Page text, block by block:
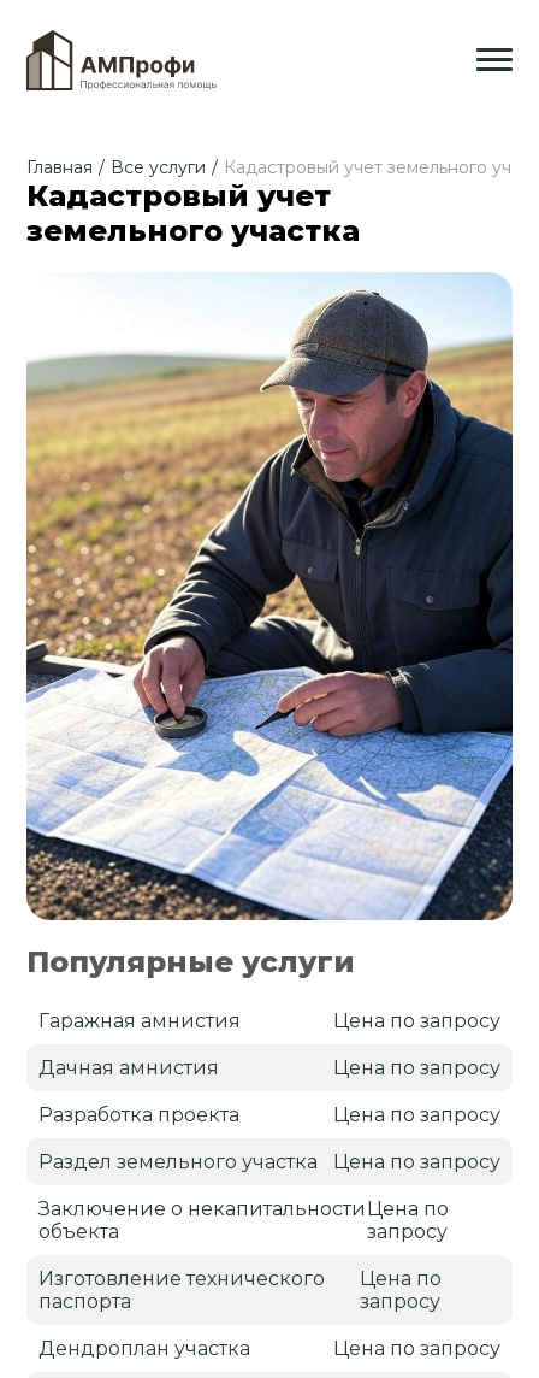
Главная / Все услуги / Кадастровый учет земельного
Кадастровый учет
земельного участка
Популярные услуги
Гаражная амнистия Цена по запросу
Дачная амнистия Цена по запросу
Разработка проекта Цена по запросу
Раздел земельного участка Цена по запросу
Заключение о некапитальности
объекта
Цена по
запросу
Изготовление технического
паспорта
Цена по
запросу
Дендроплан участка Цена по запросу